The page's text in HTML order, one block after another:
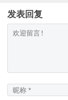
发表回复